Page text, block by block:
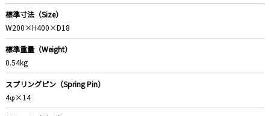
標準寸法（Size）
W200×H400×D18
標準重量（Weight）
0.54kg
スプリングピン（Spring Pin）
4φ×14